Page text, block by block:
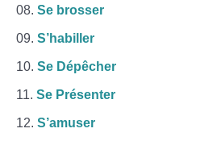
Se brosser
S’habiller
Se Dépêcher
Se Présenter
S’amuser